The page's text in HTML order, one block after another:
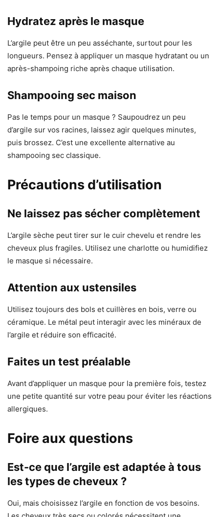
Hydratez après le masque
L’argile peut être un peu asséchante, surtout pour les
longueurs. Pensez à appliquer un masque hydratant ou un
après-shampoing riche après chaque utilisation.
Shampooing sec maison
Pas le temps pour un masque ? Saupoudrez un peu
d’argile sur vos racines, laissez agir quelques minutes,
puis brossez. C’est une excellente alternative au
shampooing sec classique.
Précautions d’utilisation
Ne laissez pas sécher complètement
L’argile sèche peut tirer sur le cuir chevelu et rendre les
cheveux plus fragiles. Utilisez une charlotte ou humidifiez
le masque si nécessaire.
Attention aux ustensiles
Utilisez toujours des bols et cuillères en bois, verre ou
céramique. Le métal peut interagir avec les minéraux de
l’argile et réduire son efficacité.
Faites un test préalable
Avant d’appliquer un masque pour la première fois, testez
une petite quantité sur votre peau pour éviter les réactions
allergiques.
Foire aux questions
Est-ce que l’argile est adaptée à tous
les types de cheveux ?
Oui, mais choisissez l’argile en fonction de vos besoins.